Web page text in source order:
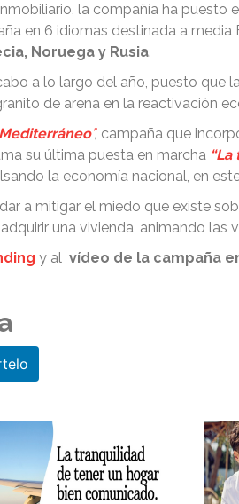
la compañía ha
en 6 idiomas destinada a
Noruega y Rusia.
a lo largo del año, puesto que
de arena en la reactivación
”, campaña que
su última puesta en marcha
la economía nacional, en
a mitigar el miedo que existe
una vivienda, animando
y al vídeo de la campaña